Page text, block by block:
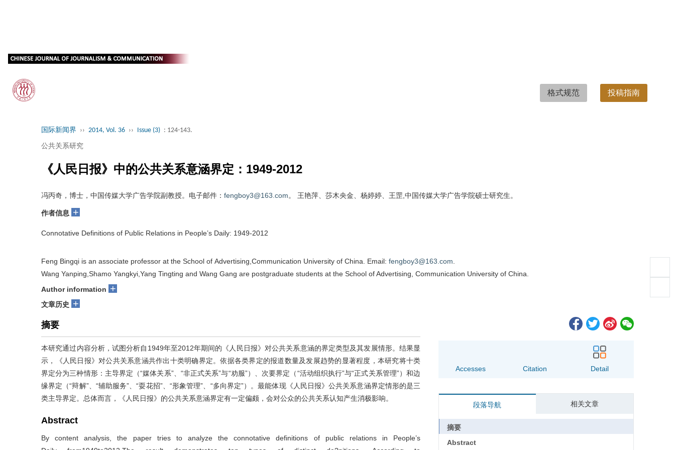
投稿指南
格式规范
国际新闻界 ›› 2014, Vol. 36 ›› Issue (3) : 124-143.
公共关系研究
《人民日报》中的公共关系意涵界定：1949-2012
冯丙奇，博士，中国传媒大学广告学院副教授。电子邮件： fengboy3@163.com。 王艳萍、莎木央金、杨婷婷、王罡,中国传媒大学广告学院硕士研究生。
作者信息 +
Connotative Definitions of Public Relations in People’s Daily: 1949-2012
Feng Bingqi is an associate professor at the School of Advertising, Communication University of China. Email: fengboy3@163.com
Wang Yanping,Shamo Yangkyi,Yang Tingting and Wang Gang are postgraduate students at the School of Advertising, Communication University of China.
Author information +
文章历史 +
摘要
本研究通过内容分析，试图分析自1949年至2012年期间的《人民日报》对公共关系意涵的界定类型及其发展情形。结果显
示，《人民日报》对公共关系意涵共作出十类明确界定。依据各类界定的报道数量及发展趋势的显著程度，本研究将十类
界定分为三种情形：主导界定（“媒体关系”、“非正式关系”与“劝服”）、次要界定（“活动组织执行”与“正式关系管理”）和边
缘界定（“辩解”、“辅助服务”、“耍花招”、“形象管理”、“多向界定”）。最能体现《人民日报》公共关系意涵界定情形的是三
类主导界定。总体而言，《人民日报》的公共关系意涵界定有一定偏颇，会对公众的公共关系认知产生消极影响。
Abstract
By content analysis, the paper tries to analyze the connotative definitions of publicrelations in People’s
Accesses Citation Detail
段落导航 相关文章
摘要
Abstract